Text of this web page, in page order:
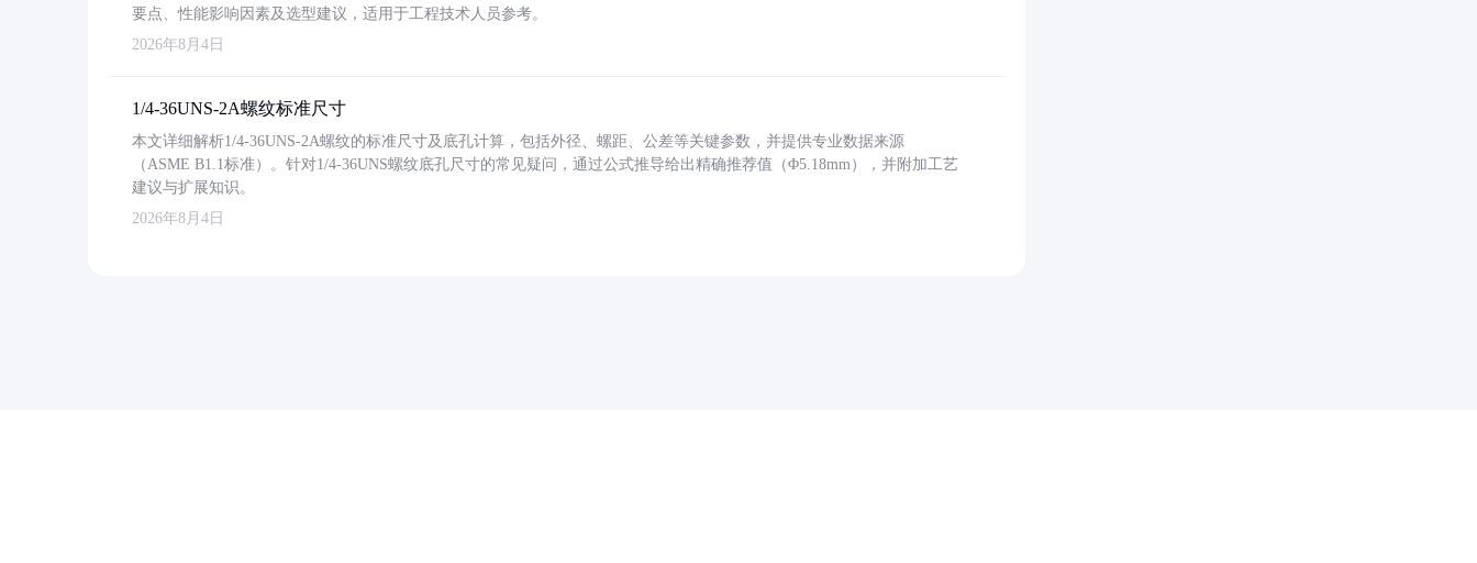
要点、性能影响因素及选型建议，适用于工程技术人员参考。
2026年8月4日
1/4-36UNS-2A螺纹标准尺寸
本文详细解析1/4-36UNS-2A螺纹的标准尺寸及底孔计算，包括外径、螺距、公差等关键参数，并提供专业数据来源
（ASME B1.1标准）。针对1/4-36UNS螺纹底孔尺寸的常见疑问，通过公式推导给出精确推荐值（Φ5.18mm），并附加工艺
建议与扩展知识。
2026年8月4日